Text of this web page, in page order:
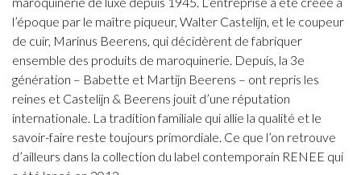
l’époque par le maître piqueur, Walter Castelijn, et le coupeur
de cuir, Marinus Beerens, qui décidèrent de fabriquer
ensemble des produits de maroquinerie. Depuis, la 3e
génération – Babette et Martijn Beerens – ont repris les
reines et Castelijn & Beerens jouit d’une réputation
internationale. La tradition familiale qui allie la qualité et le
savoir-faire reste toujours primordiale. Ce que l’on retrouve
d’ailleurs dans la collection du label contemporain RENEE qui